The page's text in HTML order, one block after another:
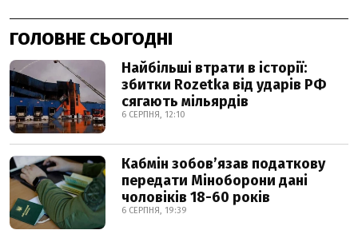
ГОЛОВНЕ СЬОГОДНІ
Найбільші втрати в історії:
збитки Rozetka від ударів РФ
сягають мільярдів
6 СЕРПНЯ, 12:10
Кабмін зобовʼязав податкову
передати Міноборони дані
чоловіків 18-60 років
6 СЕРПНЯ, 19:39